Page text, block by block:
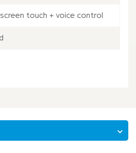
screen touch + voice control